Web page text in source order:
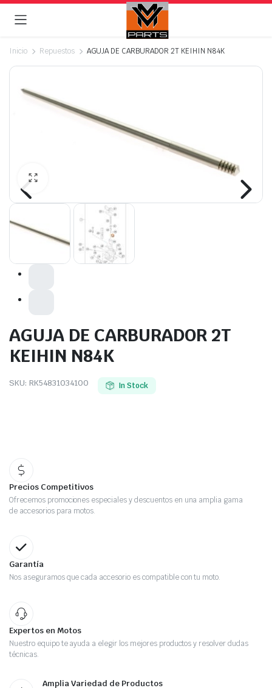
Inicio Repuestos AGUJA DE CARBURADOR 2T KEIHIN N84K
AGUJA DE CARBURADOR 2T
KEIHIN N84K
SKU: RK54831034100 In Stock
Precios Competitivos
Ofrecemos promociones especiales y descuentos en una amplia gama
de accesorios para motos.
Garantía
Nos aseguramos que cada accesorio es compatible con tu moto.
Expertos en Motos
Nuestro equipo te ayuda a elegir los mejores productos y resolver dudas
técnicas.
Amplia Variedad de Productos